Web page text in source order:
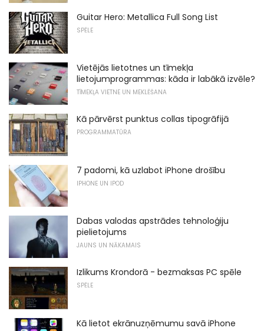
Guitar Hero: Metallica Full Song List
SPĒLE
Vietējās lietotnes un tīmekļa
lietojumprogrammas: kāda ir labākā izvēle?
TĪMEKĻA VIETNE UN MEKLĒŠANA
Kā pārvērst punktus collas tipogrāfijā
PROGRAMMATŪRA
7 padomi, kā uzlabot iPhone drošību
IPHONE UN IPOD
Dabas valodas apstrādes tehnoloģiju
pielietojums
JAUNS UN NĀKAMAIS
Izlikums Krondorā - bezmaksas PC spēle
SPĒLE
Kā lietot ekrānuzņēmumu savā iPhone